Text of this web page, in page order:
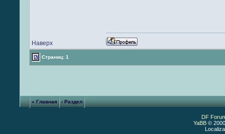
Наверх
Страниц: 1
« Главная ‹ Раздел
DF
YaBB©